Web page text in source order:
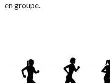
en groupe.